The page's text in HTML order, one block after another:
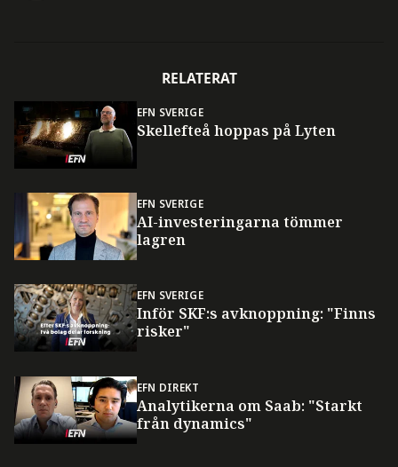
RELATERAT
EFN SVERIGE
Skellefteå hoppas på Lyten
EFN SVERIGE
AI-investeringarna tömmer
lagren
EFN SVERIGE
Inför SKF:s avknoppning: "Finns
risker"
EFN DIREKT
Analytikerna om Saab: "Starkt
från dynamics"